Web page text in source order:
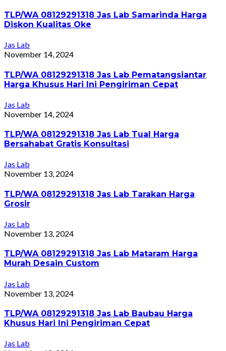
TLP/WA 08129291318 Jas Lab Samarinda Harga
Diskon Kualitas Oke
Jas Lab
November 14, 2024
TLP/WA 08129291318 Jas Lab Pematangsiantar
Harga Khusus Hari Ini Pengiriman Cepat
Jas Lab
November 14, 2024
TLP/WA 08129291318 Jas Lab Tual Harga
Bersahabat Gratis Konsultasi
Jas Lab
November 13, 2024
TLP/WA 08129291318 Jas Lab Tarakan Harga
Grosir
Jas Lab
November 13, 2024
TLP/WA 08129291318 Jas Lab Mataram Harga
Murah Desain Custom
Jas Lab
November 13, 2024
TLP/WA 08129291318 Jas Lab Baubau Harga
Khusus Hari Ini Pengiriman Cepat
Jas Lab